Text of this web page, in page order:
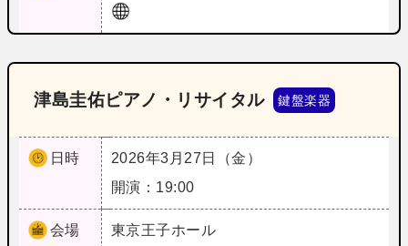
津島圭佑ピアノ・リサイタル 鍵盤楽器
日時
2026年3月27日（金）
開演：19:00
会場 東京王子ホール